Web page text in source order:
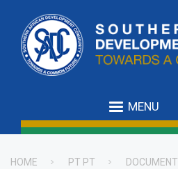
main
content
MENU
HOME PT PT DOCUMENT